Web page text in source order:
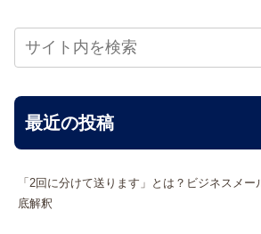
最近の投稿
「2回に分けて送ります」とは？ビジネスメ
底解釈